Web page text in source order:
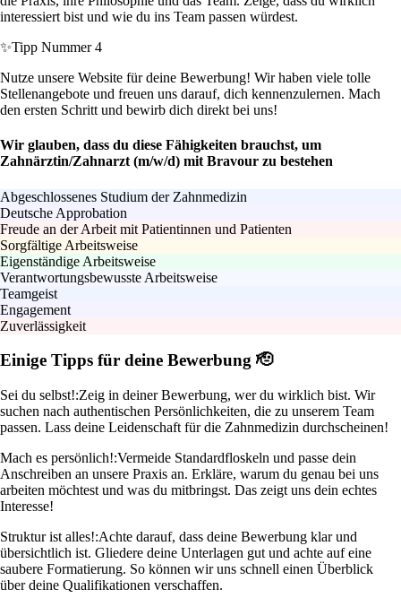
interessiert bist und wie du ins Team passen würdest.
✨Tipp Nummer 4
Nutze unsere Website für deine Bewerbung! Wir haben viele tolle
Stellenangebote und freuen uns darauf, dich kennenzulernen. Mach
den ersten Schritt und bewirb dich direkt bei uns!
Wir glauben, dass du diese Fähigkeiten brauchst, um
Zahnärztin/Zahnarzt (m/w/d) mit Bravour zu bestehen
Abgeschlossenes Studium der Zahnmedizin
Deutsche Approbation
Freude an der Arbeit mit Patientinnen und Patienten
Sorgfältige Arbeitsweise
Eigenständige Arbeitsweise
Verantwortungsbewusste Arbeitsweise
Teamgeist
Engagement
Zuverlässigkeit
Einige Tipps für deine Bewerbung 🫡
Sei du selbst!:Zeig in deiner Bewerbung, wer du wirklich bist. Wir
suchen nach authentischen Persönlichkeiten, die zu unserem Team
passen. Lass deine Leidenschaft für die Zahnmedizin durchscheinen!
Mach es persönlich!:Vermeide Standardfloskeln und passe dein
Anschreiben an unsere Praxis an. Erkläre, warum du genau bei uns
arbeiten möchtest und was du mitbringst. Das zeigt uns dein echtes
Interesse!
Struktur ist alles!:Achte darauf, dass deine Bewerbung klar und
übersichtlich ist. Gliedere deine Unterlagen gut und achte auf eine
saubere Formatierung. So können wir uns schnell einen Überblick
über deine Qualifikationen verschaffen.